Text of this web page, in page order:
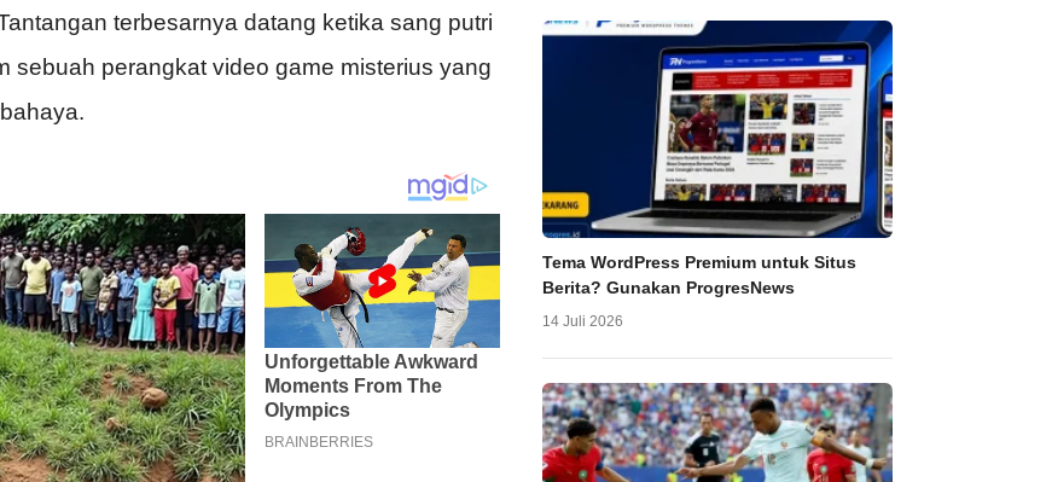
terbesarnya datang ketika sang putri
sebuah perangkat video game misterius yang
Tema WordPress Premium untuk Situs
Berita? Gunakan ProgresNews
14 Juli 2026